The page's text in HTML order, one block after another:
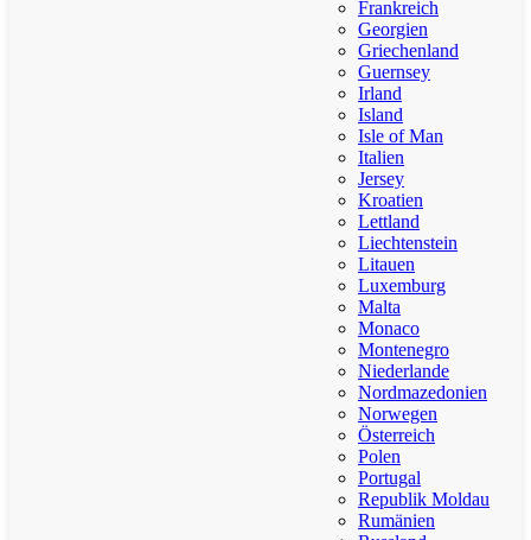
Frankreich
Georgien
Griechenland
Guernsey
Irland
Island
Isle of Man
Italien
Jersey
Kroatien
Lettland
Liechtenstein
Litauen
Luxemburg
Malta
Monaco
Montenegro
Niederlande
Nordmazedonien
Norwegen
Österreich
Polen
Portugal
Republik Moldau
Rumänien